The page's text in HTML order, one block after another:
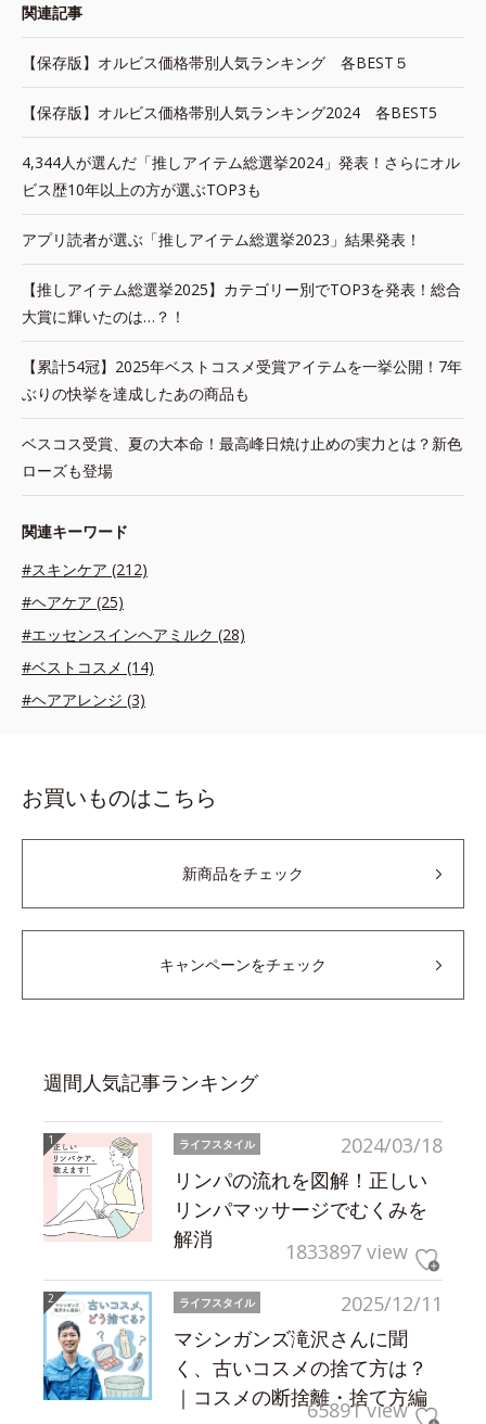
関連記事
【保存版】オルビス価格帯別人気ランキング 各BEST５
【保存版】オルビス価格帯別人気ランキング2024 各BEST5
4,344人が選んだ「推しアイテム総選挙2024」発表！さらにオル
ビス歴10年以上の方が選ぶTOP3も
アプリ読者が選ぶ「推しアイテム総選挙2023」結果発表！
【推しアイテム総選挙2025】カテゴリー別でTOP3を発表！総合
大賞に輝いたのは…？！
【累計54冠】2025年ベストコスメ受賞アイテムを一挙公開！7年
ぶりの快挙を達成したあの商品も
ベスコス受賞、夏の大本命！最高峰日焼け止めの実力とは？新色
ローズも登場
関連キーワード
#スキンケア (212)
#ヘアケア (25)
#エッセンスインヘアミルク (28)
#ベストコスメ (14)
#ヘアアレンジ (3)
お買いものはこちら
新商品をチェック
キャンペーンをチェック
週間人気記事ランキング
2024/03/18
ライフスタイル
リンパの流れを図解！正しい
リンパマッサージでむくみを
解消
1833897 view
2025/12/11
ライフスタイル
マシンガンズ滝沢さんに聞
く、古いコスメの捨て方は？
｜コスメの断捨離・捨て方編
65891 view